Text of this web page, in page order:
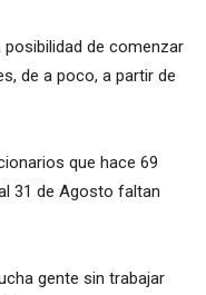
de comenzar
de a poco, a partir de
que hace 69
31 de Agosto faltan
gente sin trabajar